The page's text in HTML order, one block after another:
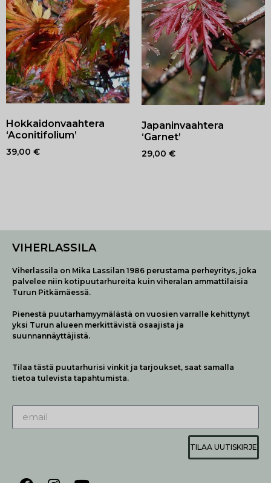
Hokkaidonvaahtera
‘Aconitifolium’
39,00 €
Japaninvaahtera
‘Garnet’
29,00 €
VIHERLASSILA
Viherlassila on Mika Lassilan 1986 perustama perheyritys, joka
palvelee niin kotipuutarhureita kuin viheralan ammattilaisia
Turun Pitkämäessä.
Pienestä puutarhamyymälästä on vuosien varralle kehittynyt
yksi Turun alueen merkittävistä osaajista ja
suunnannäyttäjistä.
Tilaa tästä puutarhurisi vinkit ja tarjoukset, saat samalla
tietoa tulevista tapahtumista.
TILAA UUTISKIRJE